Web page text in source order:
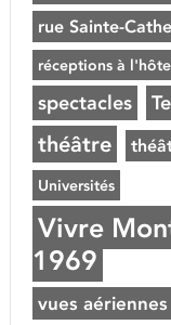
rue Sainte-
réceptions à
spectacles
théâtre
Universités
Vivre
1969
vues aériennes